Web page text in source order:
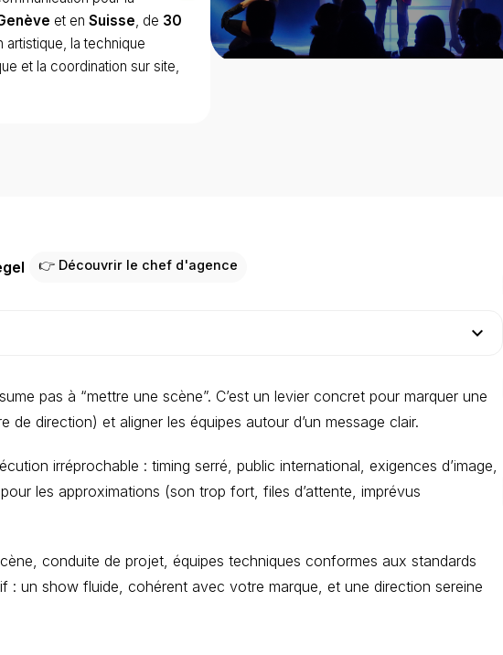
et en Suisse, de 30
artistique, la technique
et la coordination sur site,
👉 Découvrir le chef d'agence
expand_more
pas à “mettre une scène”. C’est un levier concret pour marquer une
direction) et aligner les équipes autour d’un message clair.
irréprochable : timing serré, public international, exigences d’image,
les approximations (son trop fort, files d’attente, imprévus
conduite de projet, équipes techniques conformes aux standards
: un show fluide, cohérent avec votre marque, et une direction sereine